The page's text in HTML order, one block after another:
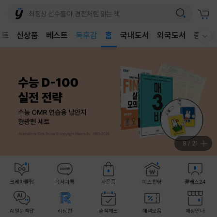
신상품 베스트
독후감
홈 국내도서 외국도서 중고샵
8 / 21
크레마클럽 독서기록 사은품 예스펀딩 클래스24
AI일문백답 리딩런 출석체크 혜택모음 매장안내